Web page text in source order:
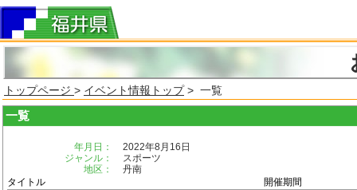
トップページ > イベント情報トップ> 一覧
一覧
年月日：
2022年8月16日
ジャンル：
スポーツ
地区：
丹南
タイトル
開催期間